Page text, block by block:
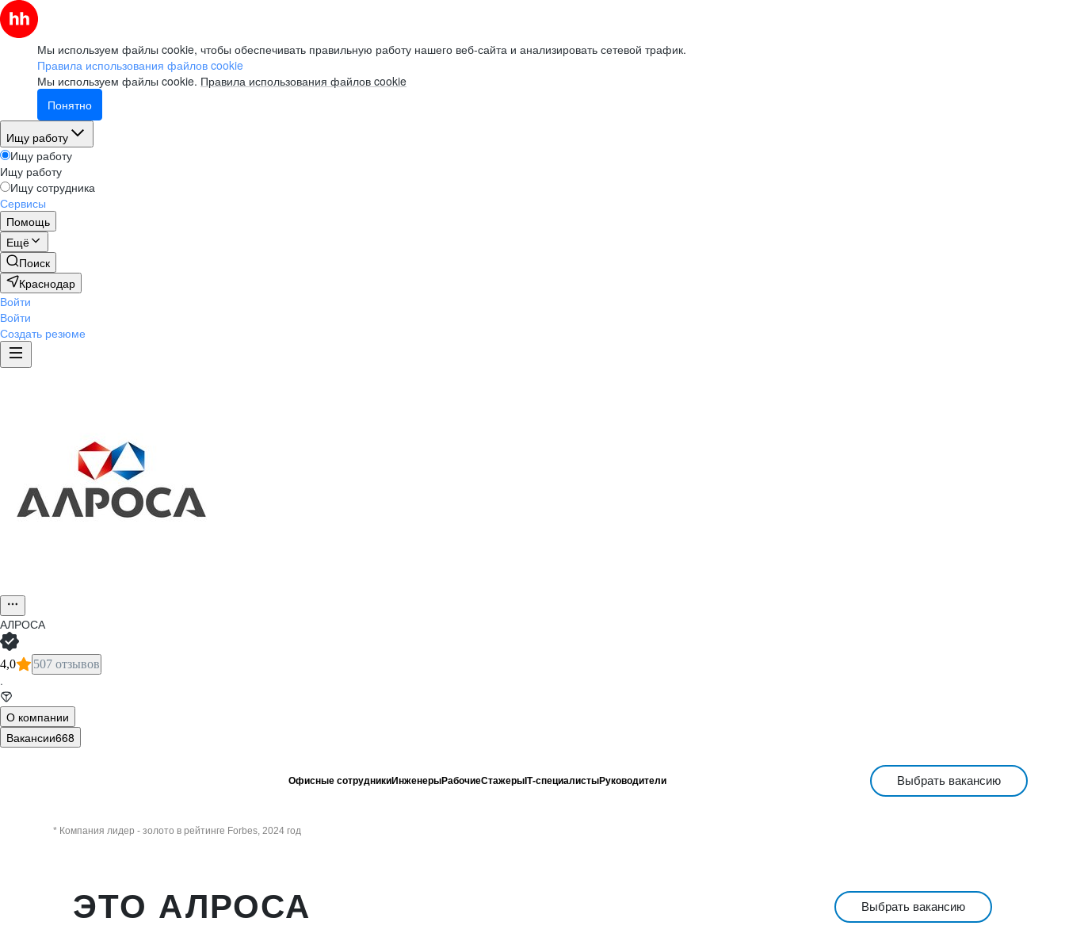
Мы используем файлы cookie, чтобы обеспечивать правильную работу нашего веб-сайта и анализировать сетевой трафик.
Правила использования файлов cookie
Мы используем файлы cookie. Правила использования файлов cookie
Понятно
Ищу работу
Ищу работу
Ищу работу
Ищу сотрудника
Сервисы
Помощь
Ещё
Поиск
Краснодар
Войти
Войти
Создать резюме
АЛРОСА
4,0 507 отзывов
·
О компании
Вакансии668
Офисные сотрудникиИнженерыРабочиеСтажеры IT‑специалистыРуководители Выбрать вакансию
* Компания лидер - золото в рейтинге Forbes, 2024 год
ЭТО АЛРОСА Выбрать вакансию